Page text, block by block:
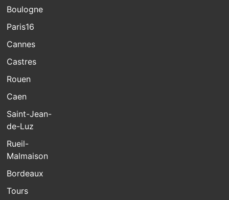
Boulogne
Paris16
Cannes
Castres
Rouen
Caen
Saint-Jean-
de-Luz
Rueil-
Malmaison
Bordeaux
Tours